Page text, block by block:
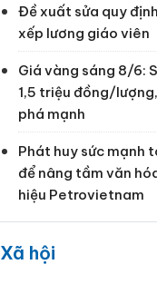
Đề xuất sửa quy
xếp lương giáo viên
Giá vàng sáng 8/6:
1,5 triệu đồng/
phá mạnh
Phát huy sức mạnh
để nâng tầm văn
hiệu Petrovietnam
Xã hội